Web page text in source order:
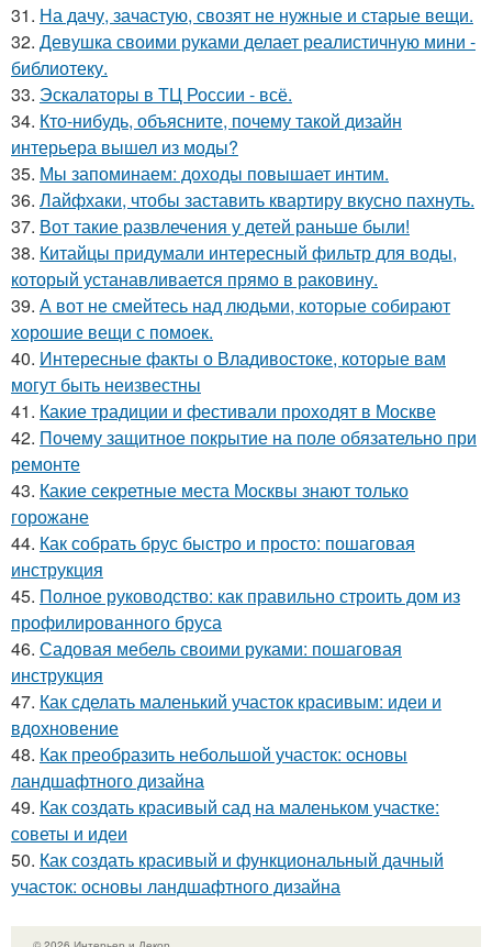
31. На дачу, зачастую, свозят не нужные и старые вещи.
32. Девушка своими руками делает реалистичную мини -
библиотеку.
33. Эскалаторы в ТЦ России - всё.
34. Кто-нибудь, объясните, почему такой дизайн
интерьера вышел из моды?
35. Мы запоминаем: доходы повышает интим.
36. Лайфхаки, чтобы заставить квартиру вкусно пахнуть.
37. Вот такие развлечения у детей раньше были!
38. Китайцы придумали интересный фильтр для воды,
который устанавливается прямо в раковину.
39. А вот не смейтесь над людьми, которые собирают
хорошие вещи с помоек.
40. Интересные факты о Владивостоке, которые вам
могут быть неизвестны
41. Какие традиции и фестивали проходят в Москве
42. Почему защитное покрытие на поле обязательно при
ремонте
43. Какие секретные места Москвы знают только
горожане
44. Как собрать брус быстро и просто: пошаговая
инструкция
45. Полное руководство: как правильно строить дом из
профилированного бруса
46. Садовая мебель своими руками: пошаговая
инструкция
47. Как сделать маленький участок красивым: идеи и
вдохновение
48. Как преобразить небольшой участок: основы
ландшафтного дизайна
49. Как создать красивый сад на маленьком участке:
советы и идеи
50. Как создать красивый и функциональный дачный
участок: основы ландшафтного дизайна